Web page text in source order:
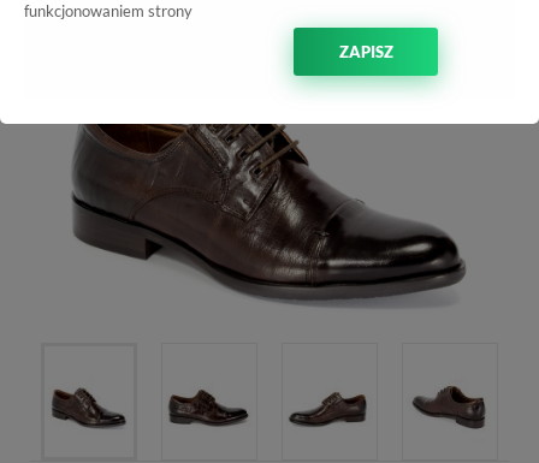
funkcjonowaniem strony
ZAPISZ